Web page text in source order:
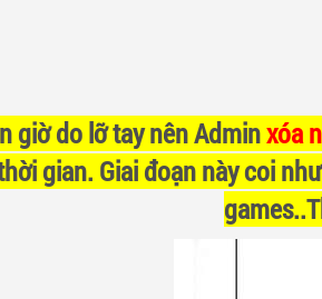
giờ do lỡ tay nên Adminxóa
gian. Giai đoạn này coi